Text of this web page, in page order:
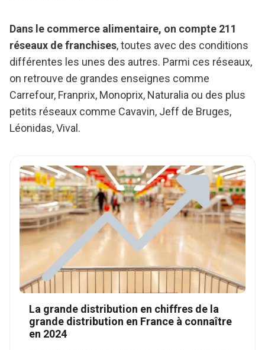
Dans le commerce alimentaire, on compte 211
réseaux de franchises, toutes avec des conditions
différentes les unes des autres. Parmi ces réseaux,
on retrouve de grandes enseignes comme
Carrefour, Franprix, Monoprix, Naturalia ou des plus
petits réseaux comme Cavavin, Jeff de Bruges,
Léonidas, Vival.
La grande distribution en chiffres de la
grande distribution en France à connaître
en 2024